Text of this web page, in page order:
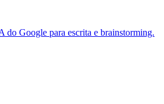
do Google para escrita e brainstorming.